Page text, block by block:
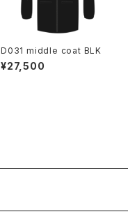
D031 middle coat BLK
¥27,500